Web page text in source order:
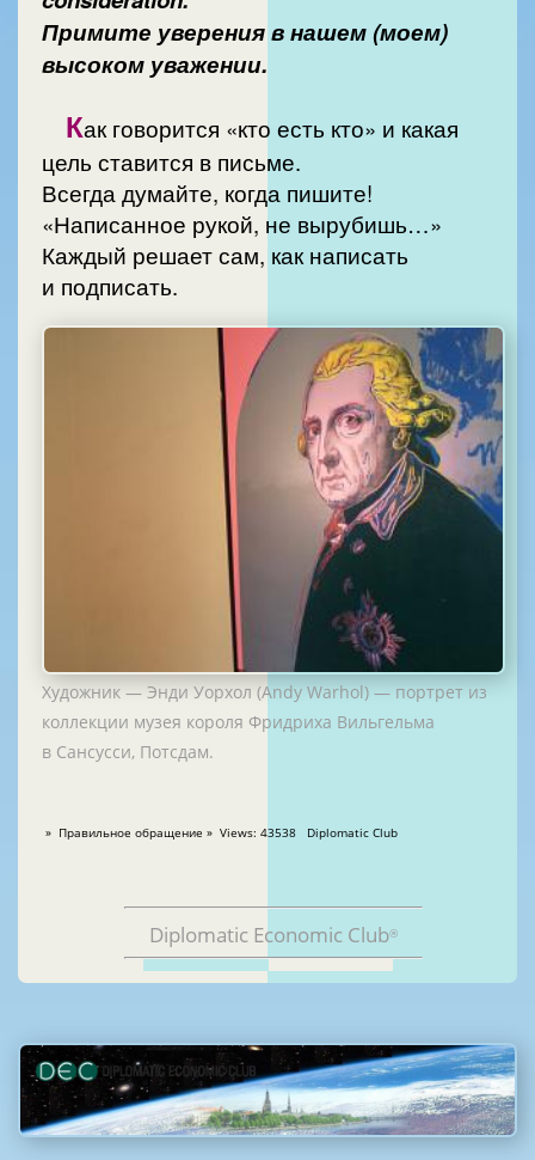
Примите уверения в нашем (моем)
высоком уважении.
Как говорится «кто есть кто» и какая
цель ставится в письме.
Всегда думайте, когда пишите!
«Написанное рукой, не вырубишь…»
Каждый решает сам, как написать
и подписать.
Художник — Энди Уорхол (Andy Warhol) — портрет из
коллекции музея короля Фридриха Вильгельма
в Сансусси, Потсдам.
» Правильное обращение » Views: 43538 Diplomatic Club
Diplomatic Economic Club®